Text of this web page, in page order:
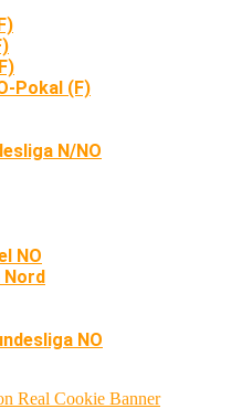
Pokal (F)
N/NO
NO
Nord
NO
Real Cookie Banner